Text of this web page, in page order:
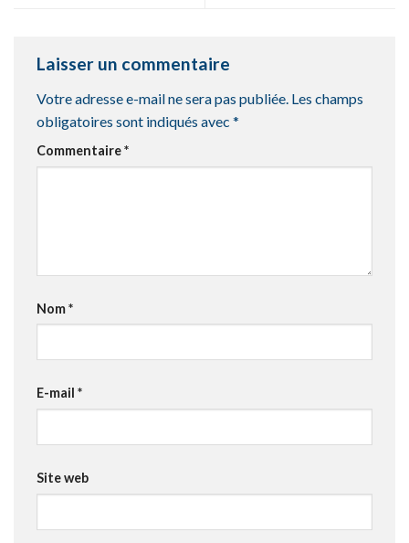
Laisser un commentaire
Votre adresse e-mail ne sera pas publiée. Les champs
obligatoires sont indiqués avec *
Commentaire*
Nom*
E-mail *
Site web